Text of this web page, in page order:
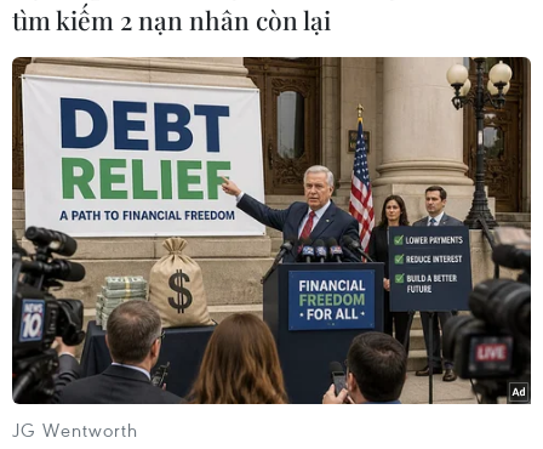
#Điện thoại #Tổng thống Nga
#Vladimir Putin
#Quan hệ Nga-Nhật
#Shinzo Abe
#Hội đàm
#Bộ Ngoại giao Trung Quốc
#Tổng thống Nga thăm Nhật
Nhật Bản
tìm kiếm 2 nạn nhân còn lại
JG Wentworth